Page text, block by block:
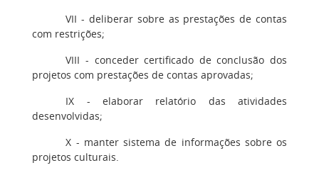
VII - deliberar sobre as prestações de contas
com restrições;
VIII - conceder certificado de conclusão dos
projetos com prestações de contas aprovadas;
IX - elaborar relatório das atividades
desenvolvidas;
X - manter sistema de informações sobre os
projetos culturais.